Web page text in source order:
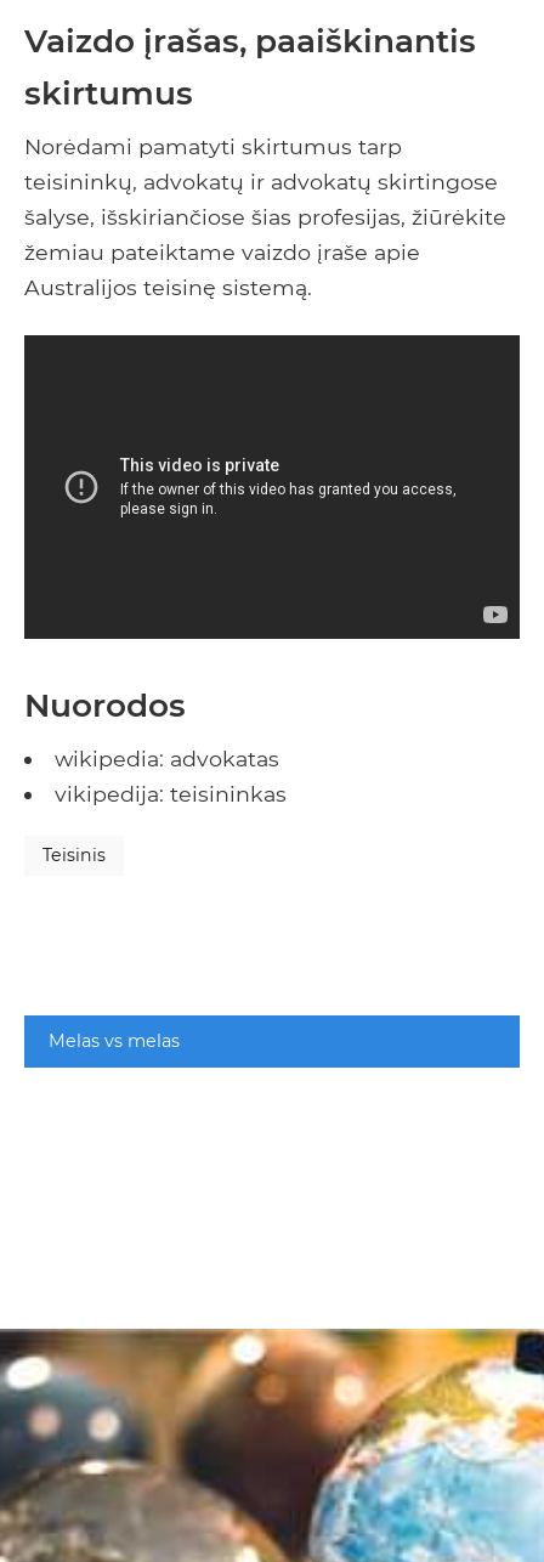
Vaizdo įrašas, paaiškinantis
skirtumus
Norėdami pamatyti skirtumus tarp
teisininkų, advokatų ir advokatų skirtingose ​​
šalyse, išskiriančiose šias profesijas, žiūrėkite
žemiau pateiktame vaizdo įraše apie
Australijos teisinę sistemą.
Nuorodos
wikipedia: advokatas
vikipedija: teisininkas
Teisinis
Melas vs melas